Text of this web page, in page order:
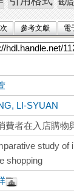
參考文獻 電
LI-SYUAN
費者在入店購物
study of
shopping